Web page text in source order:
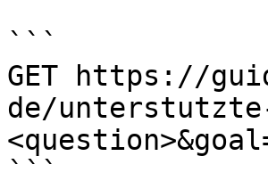
```
GET https://
de/
```